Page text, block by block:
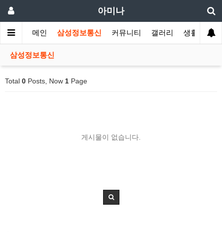
아미나
메인 삼성정보통신 커뮤니티 갤러리 생활 정보
삼성정보통신
Total 0 Posts, Now 1 Page
게시물이 없습니다.